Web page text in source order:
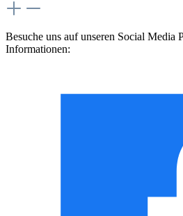
Besuche uns auf unseren Social Media
Informationen: